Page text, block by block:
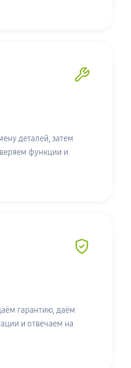
деталей, затем
функции и
гарантию, даём
и отвечаем на